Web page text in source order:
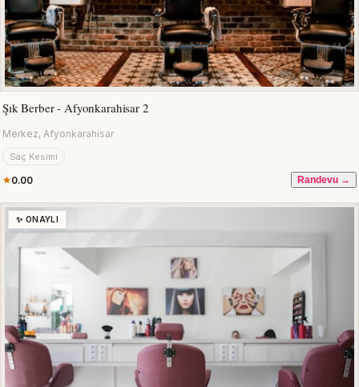
Şık Berber - Afyonkarahisar 2
Merkez, Afyonkarahisar
Saç Kesimi
0.00 Randevu →
✨ ONAYLI